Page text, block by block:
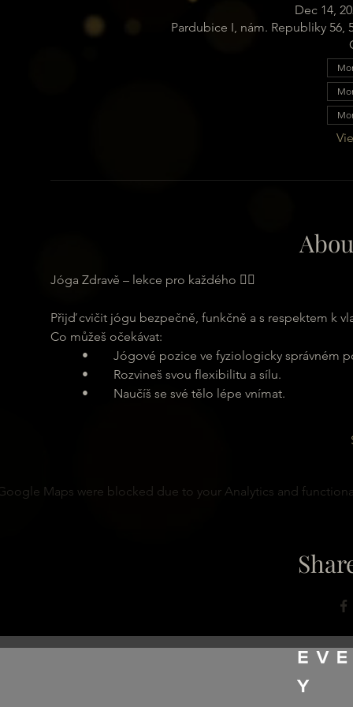
Dec 14,
Pardubice I, nám. Republiky 56,
Jóga Zdravě – lekce pro každého 🧘‍♂️
Přijď cvičit jógu bezpečně, funkčně a s respektem k
Co můžeš očekávat:
•	Jógové pozice ve fyziologicky správném
	•	Rozvineš svou flexibilitu a sílu.
	•	Naučíš se své tělo lépe vnímat.
Maps were blocked due to your Analytics and